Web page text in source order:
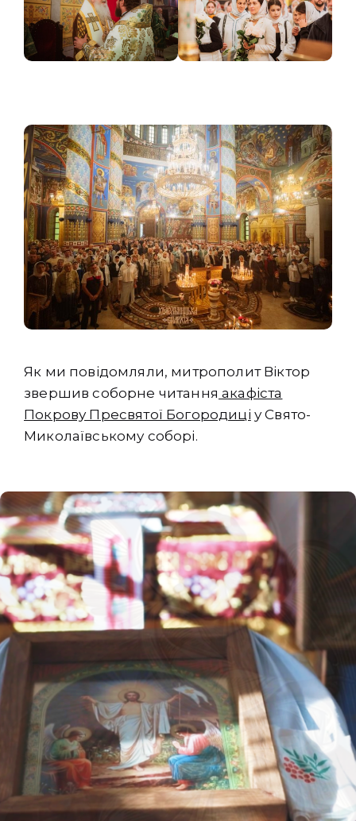
Як ми повідомляли, митрополит Віктор
звершив соборне читання акафіста
Покрову Пресвятої Богородиці у Свято-
Миколаївському соборі.